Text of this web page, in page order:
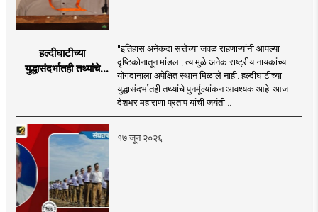
हल्दीघाटीच्या
युद्धासंदर्भातही तथ्यांचे
मोहनजी भागवत
"इतिहास अनेकदा सत्तेच्या जवळ राहणाऱ्यांनी आपल्या
दृष्टिकोनातून मांडला, त्यामुळे अनेक राष्ट्रीय नायकांच्या
योगदानाला अपेक्षित स्थान मिळाले नाही. हल्दीघाटीच्या
युद्धासंदर्भातही तथ्यांचे पुनर्मूल्यांकन आवश्यक आहे. आज
देशभर महाराणा प्रताप यांची जयंती ..
१७ जून २०२६